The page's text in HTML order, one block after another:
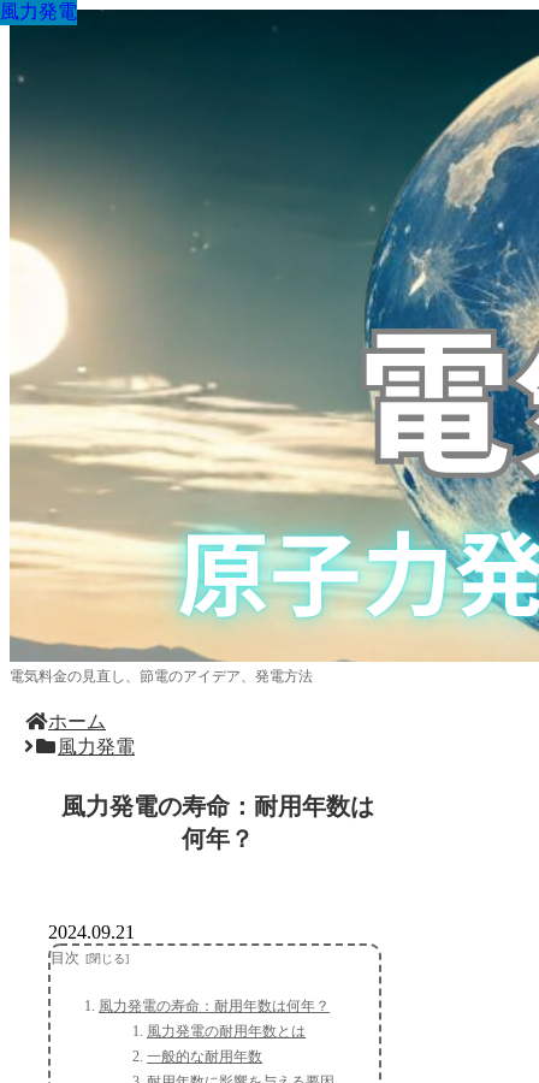
電気料金の見直し、節電のアイデア、発電方法
ホーム
風力発電
風力発電の寿命：耐用年数は
何年？
風力発電
2024.09.21
目次
風力発電の寿命：耐用年数は何年？
風力発電の耐用年数とは
一般的な耐用年数
風力発電
風力発電
風力発電
風力発電
風力発電
風力発電
風力発電
風力発電